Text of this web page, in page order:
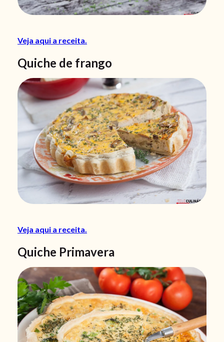
Veja aqui a receita.
Quiche de frango
Veja aqui a receita.
Quiche Primavera